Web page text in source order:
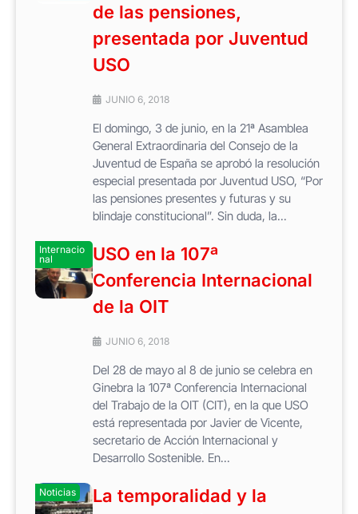
de las pensiones,
presentada por Juventud
USO
JUNIO 6, 2018
El domingo, 3 de junio, en la 21ª Asamblea
General Extraordinaria del Consejo de la
Juventud de España se aprobó la resolución
especial presentada por Juventud USO, “Por
las pensiones presentes y futuras y su
blindaje constitucional”. Sin duda, la...
Internacio
nal
USO en la 107ª
Conferencia Internacional
de la OIT
JUNIO 6, 2018
Del 28 de mayo al 8 de junio se celebra en
Ginebra la 107ª Conferencia Internacional
del Trabajo de la OIT (CIT), en la que USO
está representada por Javier de Vicente,
secretario de Acción Internacional y
Desarrollo Sostenible. En...
Noticias
La temporalidad y la